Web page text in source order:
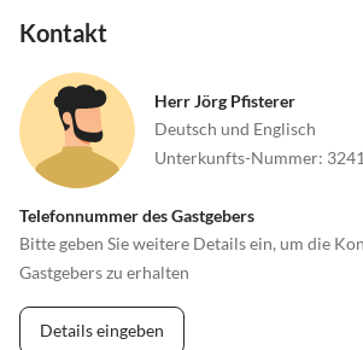
Kontakt
Herr Jörg Pfisterer
Deutsch und Englisch
Unterkunfts-Nummer:
Telefonnummer des Gastgebers
Bitte geben Sie weitere Details ein, um die
Gastgebers zu erhalten
Details eingeben